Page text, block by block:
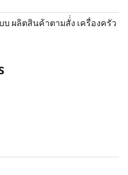
ผลิตสินค้าตามสั่่ง เครื่องครัว